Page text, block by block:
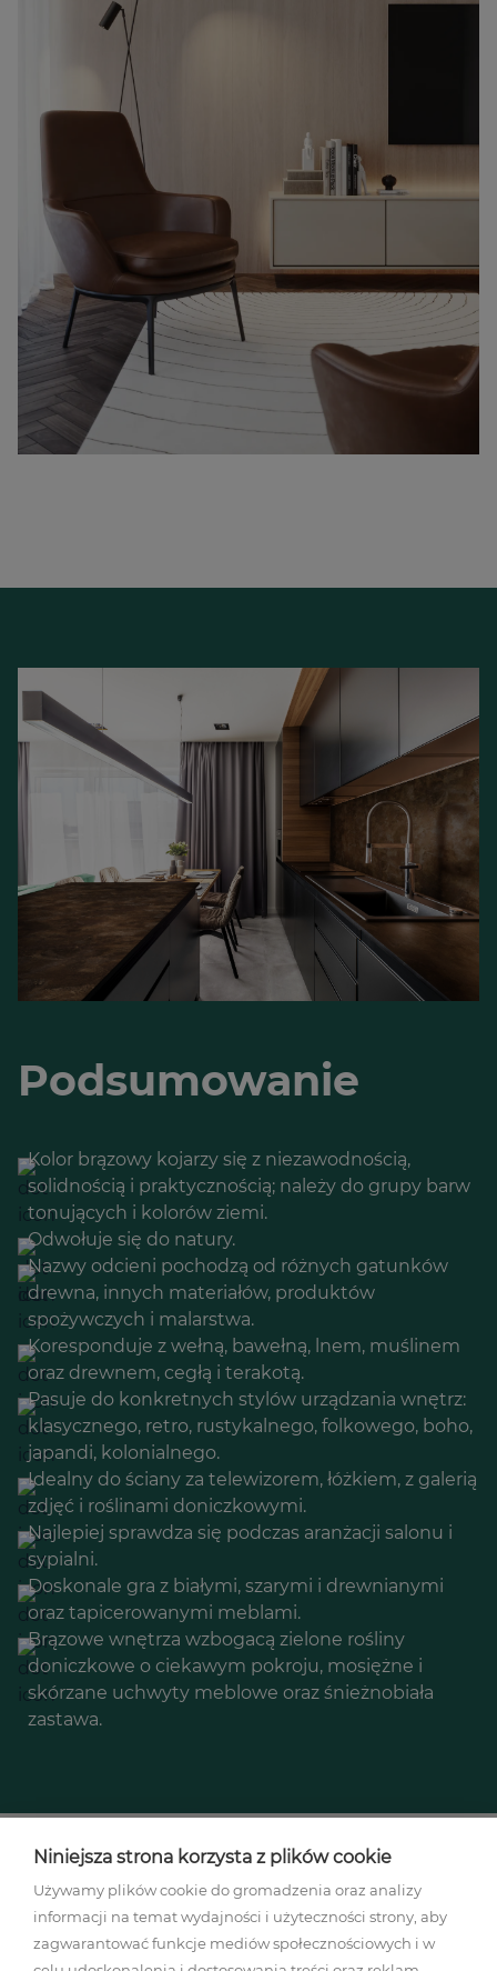
Podsumowanie
Kolor brązowy kojarzy się z niezawodnością,
solidnością i praktycznością; należy do grupy barw
tonujących i kolorów ziemi.
Odwołuje się do natury.
Nazwy odcieni pochodzą od różnych gatunków
drewna, innych materiałów, produktów
spożywczych i malarstwa.
Koresponduje z wełną, bawełną, lnem, muślinem
oraz drewnem, cegłą i terakotą.
Pasuje do konkretnych stylów urządzania wnętrz:
klasycznego, retro, rustykalnego, folkowego, boho,
japandi, kolonialnego.
Idealny do ściany za telewizorem, łóżkiem, z galerią
zdjęć i roślinami doniczkowymi.
Najlepiej sprawdza się podczas aranżacji salonu i
sypialni.
Doskonale gra z białymi, szarymi i drewnianymi
oraz tapicerowanymi meblami.
Brązowe wnętrza wzbogacą zielone rośliny
doniczkowe o ciekawym pokroju, mosiężne i
skórzane uchwyty meblowe oraz śnieżnobiała
zastawa.
Regulamin akcji promocyjnej
Polityka prywatności
Niniejsza strona korzysta z plików cookie
Używamy plików cookie do gromadzenia oraz analizy
informacji na temat wydajności i użyteczności strony, aby
zagwarantować funkcje mediów społecznościowych i w